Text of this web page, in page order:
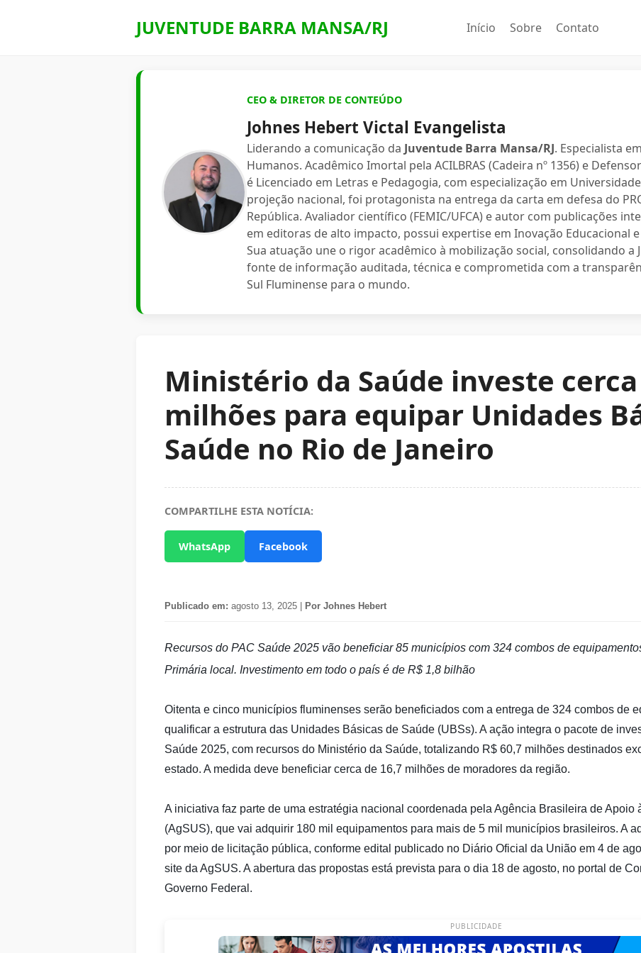
JUVENTUDE BARRA MANSA/RJ Início Sobre Contato
CEO & DIRETOR DE CONTEÚDO
Johnes Hebert Victal Evangelista
Liderando a comunicação da Juventude Barra Mansa/RJ. Especialista
Humanos. Acadêmico Imortal pela ACILBRAS (Cadeira nº 1356) e
é Licenciado em Letras e Pedagogia, com especialização em
projeção nacional, foi protagonista na entrega da carta em defesa do
República. Avaliador científico (FEMIC/UFCA) e autor com publicações
em editoras de alto impacto, possui expertise em Inovação Educacional
Sua atuação une o rigor acadêmico à mobilização social, consolidando a
fonte de informação auditada, técnica e comprometida com a
Sul Fluminense para o mundo.
Ministério da Saúde investe cerca
milhões para equipar Unidades
Saúde no Rio de Janeiro
COMPARTILHE ESTA NOTÍCIA:
WhatsApp Facebook
Publicado em: agosto 13, 2025 | Por Johnes Hebert
Recursos do PAC Saúde 2025 vão beneficiar 85 municípios com 324 combos de
Primária local. Investimento em todo o país é de R$ 1,8 bilhão
Oitenta e cinco municípios fluminenses serão beneficiados com a entrega de 324 combos de
qualificar a estrutura das Unidades Básicas de Saúde (UBSs). A ação integra o pacote de
Saúde 2025, com recursos do Ministério da Saúde, totalizando R$ 60,7 milhões destinados
estado. A medida deve beneficiar cerca de 16,7 milhões de moradores da região.
A iniciativa faz parte de uma estratégia nacional coordenada pela Agência Brasileira de Apoio
(AgSUS), que vai adquirir 180 mil equipamentos para mais de 5 mil municípios brasileiros. A
por meio de licitação pública, conforme edital publicado no Diário Oficial da União em 4 de
site da AgSUS. A abertura das propostas está prevista para o dia 18 de agosto, no portal de
Governo Federal.
PUBLICIDADE